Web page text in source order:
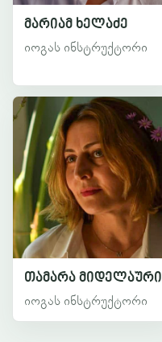
მარიამ ხელაძე
იოგას ინსტრუქტორი
თამარა მიდელაური
იოგას ინსტრუქტორი